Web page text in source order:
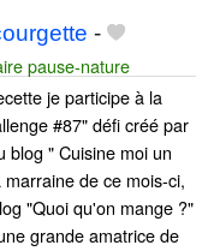
-
pause-nature
je participe à la
#87" défi créé par
blog " Cuisine moi un
de ce mois-ci,
"Quoi qu'on mange ?"
grande amatrice de